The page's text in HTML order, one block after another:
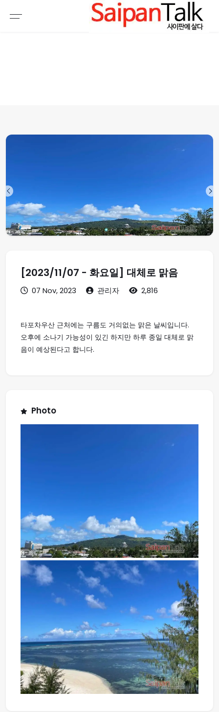
[2023/11/07 - 화요일] 대체로 맑음
07 Nov, 2023 관리자 2,816
타포차우산 근처에는 구름도 거의없는 맑은 날씨입니다.
오후에 소나기 가능성이 있긴 하지만 하루 종일 대체로 맑
음이 예상된다고 합니다.
Photo
여행정보
생활정보